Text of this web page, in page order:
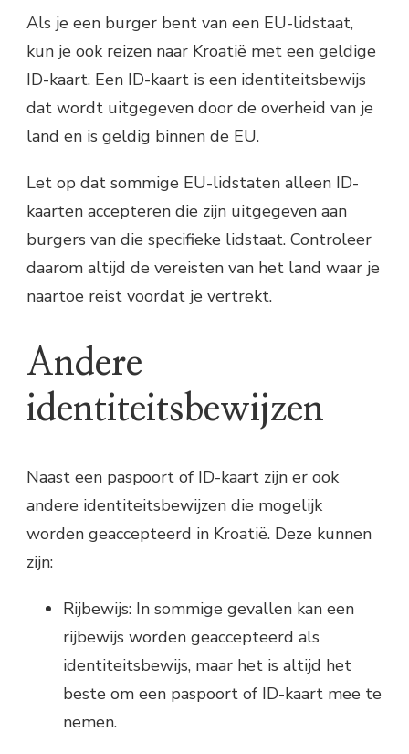
Als je een burger bent van een EU-lidstaat,
kun je ook reizen naar Kroatië met een geldige
ID-kaart. Een ID-kaart is een identiteitsbewijs
dat wordt uitgegeven door de overheid van je
land en is geldig binnen de EU.
Let op dat sommige EU-lidstaten alleen ID-
kaarten accepteren die zijn uitgegeven aan
burgers van die specifieke lidstaat. Controleer
daarom altijd de vereisten van het land waar je
naartoe reist voordat je vertrekt.
Andere
identiteitsbewijzen
Naast een paspoort of ID-kaart zijn er ook
andere identiteitsbewijzen die mogelijk
worden geaccepteerd in Kroatië. Deze kunnen
zijn:
Rijbewijs: In sommige gevallen kan een
rijbewijs worden geaccepteerd als
identiteitsbewijs, maar het is altijd het
beste om een paspoort of ID-kaart mee te
nemen.